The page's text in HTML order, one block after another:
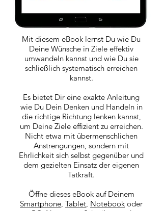
Mit diesem eBook lernst Du wie Du
Deine Wünsche in Ziele effektiv
umwandeln kannst und wie Du sie
schließlich systematisch erreichen
kannst.
Es bietet Dir eine exakte Anleitung
wie Du Dein Denken und Handeln in
die richtige Richtung lenken kannst,
um Deine Ziele effizient zu erreichen.
Nicht etwa mit übermenschlichen
Anstrengungen, sondern mit
Ehrlichkeit sich selbst gegenüber und
dem gezielten Einsatz der eigenen
Tatkraft.
Öffne dieses eBook auf Deinem
Smartphone, Tablet, Notebook oder